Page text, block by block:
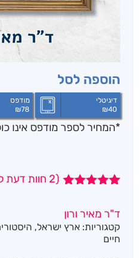
הוספה לסל
דיגיטלי
₪40
מודפס
₪78
*המחיר לספר מודפס אינו
מבוסס על
דירוגים של
לקוחות
(
2 חוות דעת
ד"ר מאיר ורון
קטגוריות: ארץ ישראל,
חיים